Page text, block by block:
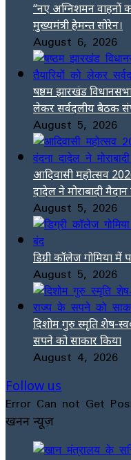
“नए अग्निशमन वाहनों
मुख्यमंत्री हेमन्त सोरेन।
August 6, 2026
षष्ठम झारखंड
लेकर सर्वदलीय बैठक
August 5, 2026
आदिवासी महोत्सव
दादेल ने मोराबादी
August 5, 2026
डिग्री कॉलेज गोमिया
August 5, 2026
दिशोम गुरु स्मृति शेष-
सपने को साकार किया
August 4, 2026
Follow us
Error Can not Get
खनन न्यूज़